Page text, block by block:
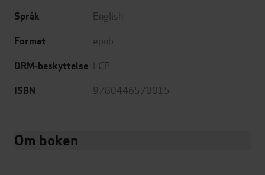
Språk English
Format epub
DRM-beskyttelse LCP
ISBN 9780446570015
Om boken